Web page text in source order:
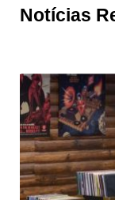
Notícias